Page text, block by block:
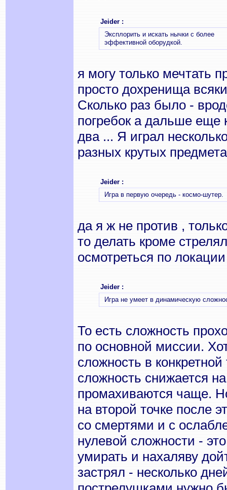
Jeider :
Эксплорить и искать нычки с более
эффективной оборудкой.
я могу только мечтать
просто дохренища
Сколько раз было -
погребок а дальше еще
два ... Я играл
разных крутых
Jeider :
Игра в первую очередь - космо-шутер.
да я ж не против ,
то делать кроме
осмотреться по
Jeider :
Игра не умеет в динамическую
То есть сложность
по основной миссии.
сложность в
сложность снижается
промахиваются чаще.
на второй точке после
со смертями и с
нулевой сложности -
умирать и нахаляву
застрял - несколько